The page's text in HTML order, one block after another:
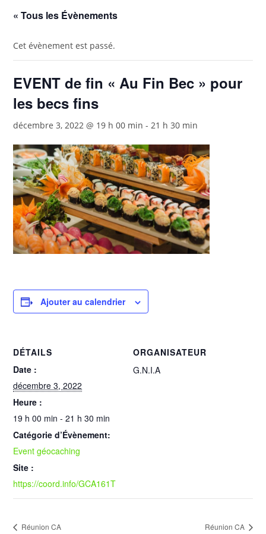
« Tous les Évènements
Cet évènement est passé.
EVENT de fin « Au Fin Bec » pour
les becs fins
décembre 3, 2022 @ 19 h 00 min -21 h 30 min
Ajouter au calendrier
DÉTAILS
Date :
décembre 3, 2022
Heure :
19 h 00 min - 21 h 30 min
Catégorie d’Évènement:
Event géocaching
Site :
https://coord.info/GCA161T
ORGANISATEUR
G.N.I.A
Réunion CA Réunion CA